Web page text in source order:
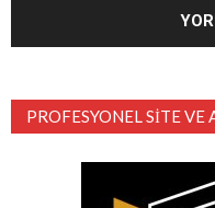
PROFESYONEL SITE